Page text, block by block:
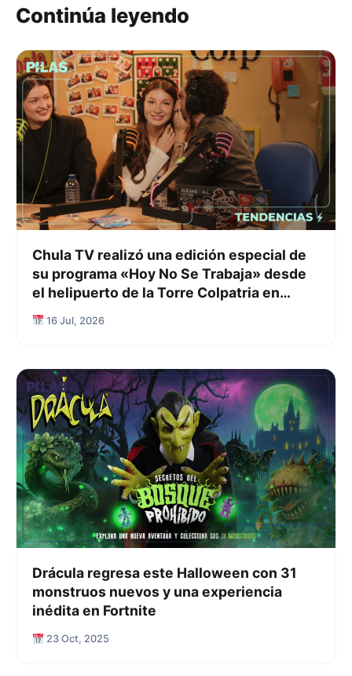
Continúa leyendo
Chula TV realizó una edición especial de
su programa «Hoy No Se Trabaja» desde
el helipuerto de la Torre Colpatria en
Bogotá
16 Jul, 2026
Drácula regresa este Halloween con 31
monstruos nuevos y una experiencia
inédita en Fortnite
23 Oct, 2025